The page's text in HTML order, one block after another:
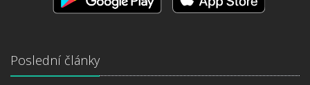
Poslední články